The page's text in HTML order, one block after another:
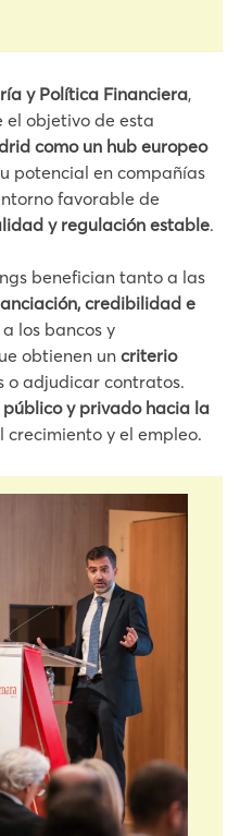
y Política Financiera,
el objetivo de esta
como un hub europeo
potencial en compañías
favorable de
y regulación estable.
benefician tanto a las
credibilidad e
los bancos y
obtienen uncriterio
adjudicar contratos.
y privado hacia la
crecimiento y el empleo.